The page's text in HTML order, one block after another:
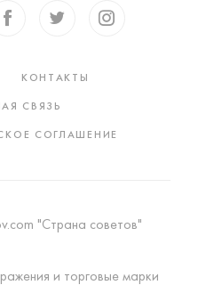
КОНТАКТЫ
СВЯЗЬ
СОГЛАШЕНИЕ
"Страна советов"
и торговые марки